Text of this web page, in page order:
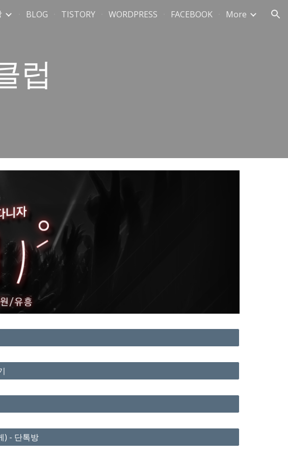
Skip to navigation
BLOG TISTORY WORDPRESS FACEBOOK More
럽
) - 단톡방